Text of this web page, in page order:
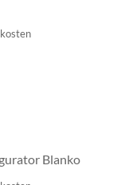
Blanko